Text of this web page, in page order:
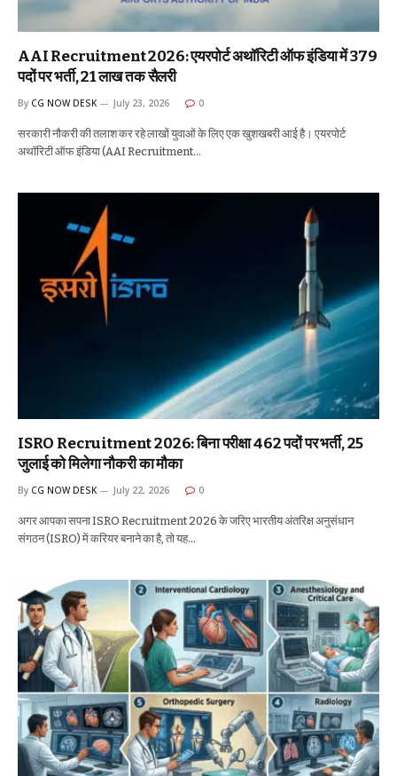
AAI Recruitment 2026: एयरपोर्ट अथॉरिटी ऑफ इंडिया में 379
पदों पर भर्ती, ₹21 लाख तक सैलरी
By CG NOW DESK July 23, 2026 0
सरकारी नौकरी की तलाश कर रहे लाखों युवाओं के लिए एक खुशखबरी आई है। एयरपोर्ट
अथॉरिटी ऑफ इंडिया (AAI Recruitment…
ISRO Recruitment 2026: बिना परीक्षा 462 पदों पर भर्ती, 25
जुलाई को मिलेगा नौकरी का मौका
By CG NOW DESK July 22, 2026 0
अगर आपका सपना ISRO Recruitment 2026 के जरिए भारतीय अंतरिक्ष अनुसंधान
संगठन (ISRO) में करियर बनाने का है, तो यह…